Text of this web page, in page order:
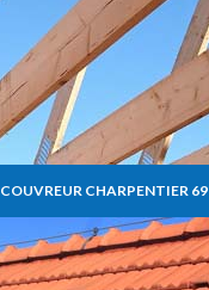
COUVREUR CHARPENTIER 69